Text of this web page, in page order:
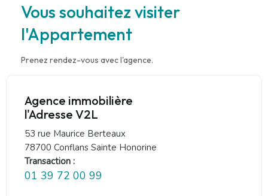
Vous souhaitez visiter
l'Appartement
Prenez rendez-vous avec l'agence.
Agence immobilière
l'Adresse V2L
53 rue Maurice Berteaux
78700 Conflans Sainte Honorine
Transaction :
01 39 72 00 99